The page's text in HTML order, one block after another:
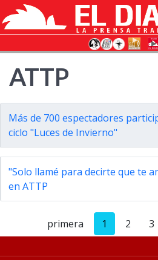
ATTP
Más de 700 espectadores
ciclo "Luces de Invierno"
"Solo llamé para decirte que te
en ATTP
primera 1 2 3